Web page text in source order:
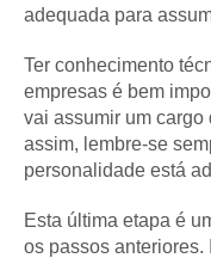
adequada para
Ter conhecimento
empresas é bem
vai assumir um
assim, lembre-se
personalidade está
Esta última etapa é
os passos anteriores.